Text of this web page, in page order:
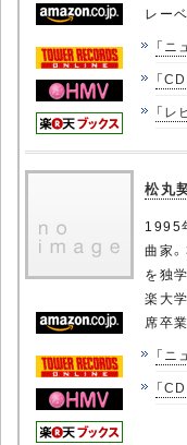
レー
「
「
「
松丸
1995
曲家
を独
楽大
席卒
「
「